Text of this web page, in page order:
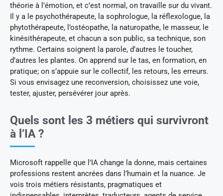
théorie à l’émotion, et c’est normal, on travaille sur du vivant.
Il y a le psychothérapeute, la sophrologue, la réflexologue, la
phytothérapeute, l’ostéopathe, la naturopathe, le masseur, le
kinésithérapeute, et chacun a son public, sa technique, son
rythme. Certains soignent la parole, d’autres le toucher,
d’autres les plantes. On apprend sur le tas, en formation, en
pratique; on s’appuie sur le collectif, les retours, les erreurs.
Si vous envisagez une reconversion, choisissez une voie,
tester, ajuster, persévérer jour après.
Quels sont les 3 métiers qui survivront
à l’IA ?
Microsoft rappelle que l’IA change la donne, mais certaines
professions restent ancrées dans l’humain et la nuance. Je
vois trois métiers résistants, pragmatiques et